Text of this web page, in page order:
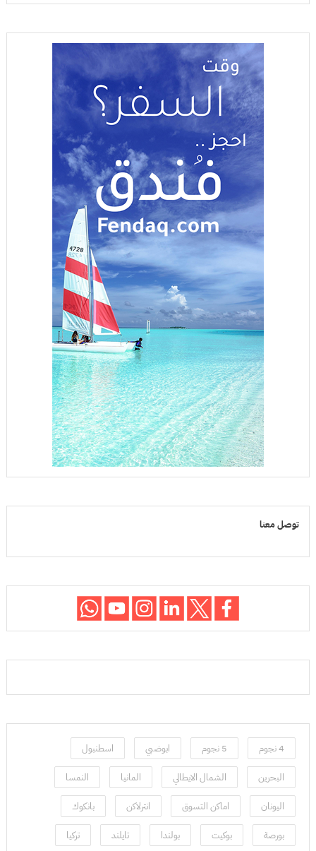
توصل معنا
4 نجوم 5 نجوم ابوضبي اسطنبول
البحرين الشمال الايطالي المانيا النمسا
اليونان اماكن التسوق انترلاكن بانكوك
بورصة بوكيت بولندا تايلند تركيا